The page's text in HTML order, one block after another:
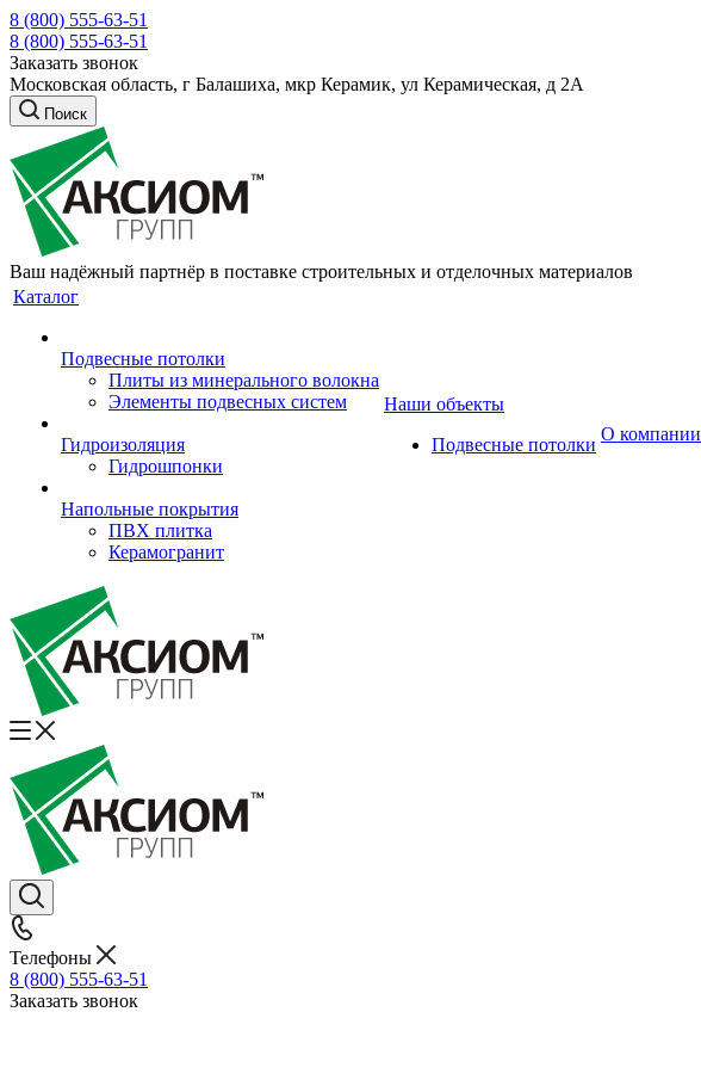
8 (800) 555-63-51
8 (800) 555-63-51
Заказать звонок
Московская область, г Балашиха, мкр Керамик, ул Керамическая, д 2А
Поиск
Ваш надёжный партнёр в поставке строительных и отделочных материалов
Каталог
Подвесные потолки
Плиты из минерального волокна
Элементы подвесных систем
Гидроизоляция
Гидрошпонки
Напольные покрытия
ПВХ плитка
Керамогранит
Наши объекты
Подвесные потолки
О компании
Телефоны
8 (800) 555-63-51
Заказать звонок